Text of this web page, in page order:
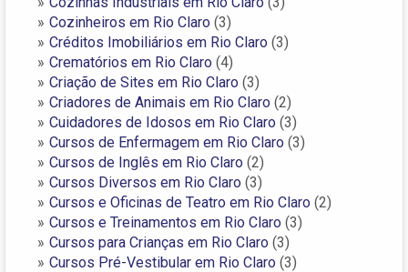
Cozinheiros em Rio Claro (3)
Créditos Imobiliários em Rio Claro (3)
Crematórios em Rio Claro (4)
Criação de Sites em Rio Claro (3)
Criadores de Animais em Rio Claro (2)
Cuidadores de Idosos em Rio Claro (3)
Cursos de Enfermagem em Rio Claro (3)
Cursos de Inglês em Rio Claro (2)
Cursos Diversos em Rio Claro (3)
Cursos e Oficinas de Teatro em Rio Claro (2)
Cursos e Treinamentos em Rio Claro (3)
Cursos para Crianças em Rio Claro (3)
Cursos Pré-Vestibular em Rio Claro (3)